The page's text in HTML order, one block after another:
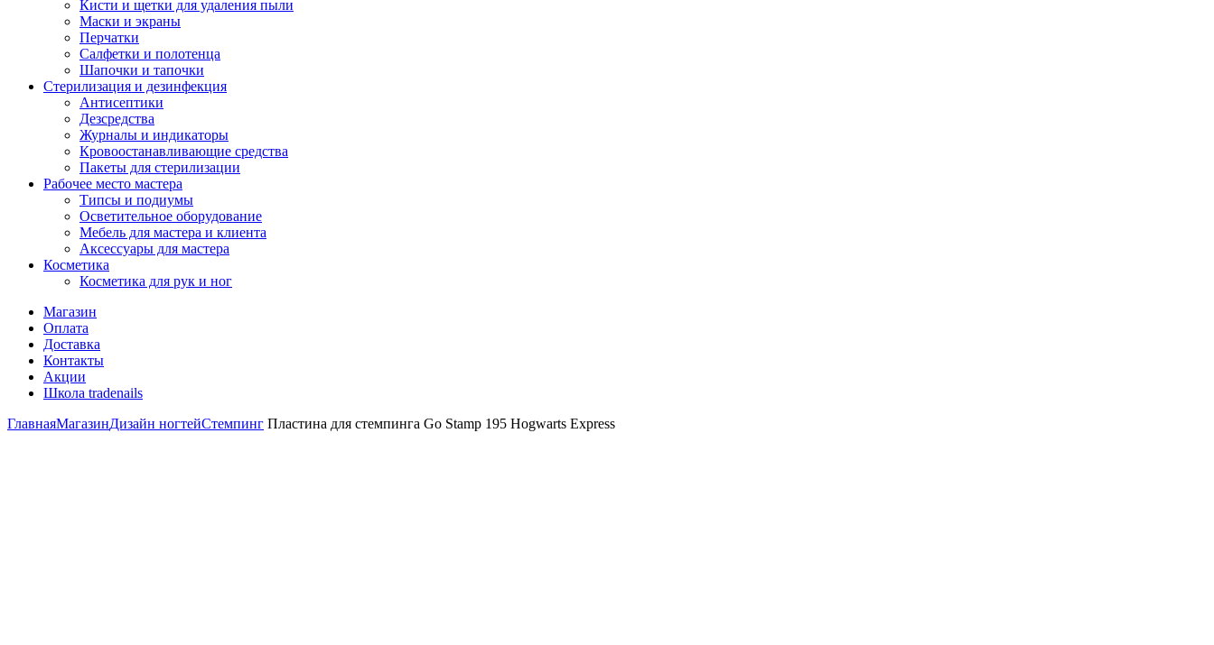
Кисти и щетки для удаления пыли
Маски и экраны
Перчатки
Салфетки и полотенца
Шапочки и тапочки
Стерилизация и дезинфекция
Антисептики
Дезсредства
Журналы и индикаторы
Кровоостанавливающие средства
Пакеты для стерилизации
Рабочее место мастера
Типсы и подиумы
Осветительное оборудование
Мебель для мастера и клиента
Аксессуары для мастера
Косметика
Косметика для рук и ног
Магазин
Оплата
Доставка
Контакты
Акции
Школа tradenails
ГлавнаяМагазинДизайн ногтейСтемпинг Пластина для стемпинга Go Stamp 195 Hogwarts Express